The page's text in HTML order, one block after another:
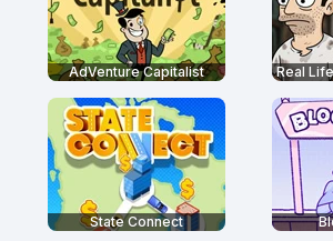
AdVenture Capitalist
State Connect